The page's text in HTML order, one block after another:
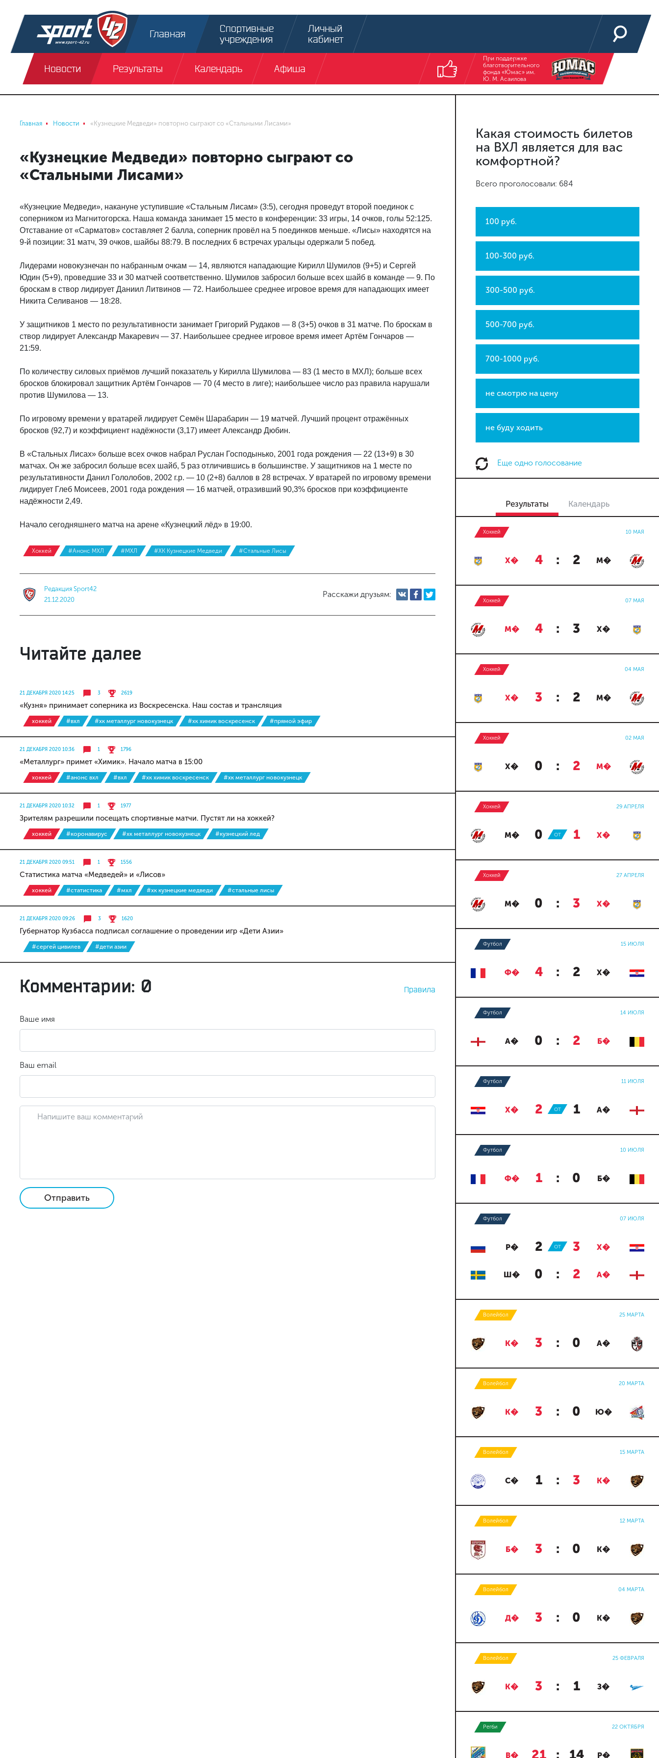
Главная
Спортивные
учреждения
Личный
кабинет
Новости Результаты Календарь Афиша
При поддержке
благотворительного
фонда «Юмас» им.
Ю. М. Асаилова
Главная Новости «Кузнецкие Медведи» повторно сыграют со «Стальными Лисами»
«Кузнецкие Медведи» повторно сыграют со
«Стальными Лисами»
«Кузнецкие Медведи», накануне уступившие «Стальным Лисам» (3:5), сегодня проведут второй поединок с
соперником из Магнитогорска. Наша команда занимает 15 место в конференции: 33 игры, 14 очков, голы 52:125.
Отставание от «Сарматов» составляет 2 балла, соперник провёл на 5 поединков меньше. «Лисы» находятся на
9-й позиции: 31 матч, 39 очков, шайбы 88:79. В последних 6 встречах уральцы одержали 5 побед.
Лидерами новокузнечан по набранным очкам — 14, являются нападающие Кирилл Шумилов (9+5) и Сергей
Юдин (5+9), проведшие 33 и 30 матчей соответственно. Шумилов забросил больше всех шайб в команде — 9. По
броскам в створ лидирует Даниил Литвинов — 72. Наибольшее среднее игровое время для нападающих имеет
Никита Селиванов — 18:28.
У защитников 1 место по результативности занимает Григорий Рудаков — 8 (3+5) очков в 31 матче. По броскам в
створ лидирует Александр Макаревич — 37. Наибольшее среднее игровое время имеет Артём Гончаров —
21:59.
По количеству силовых приёмов лучший показатель у Кирилла Шумилова — 83 (1 место в МХЛ); больше всех
бросков блокировал защитник Артём Гончаров — 70 (4 место в лиге); наибольшее число раз правила нарушали
против Шумилова — 13.
По игровому времени у вратарей лидирует Семён Шарабарин — 19 матчей. Лучший процент отражённых
бросков (92,7) и коэффициент надёжности (3,17) имеет Александр Дюбин.
В «Стальных Лисах» больше всех очков набрал Руслан Господынько, 2001 года рождения — 22 (13+9) в 30
матчах. Он же забросил больше всех шайб, 5 раз отличившись в большинстве. У защитников на 1 месте по
результативности Данил Гололобов, 2002 г.р. — 10 (2+8) баллов в 28 встречах. У вратарей по игровому времени
лидирует Глеб Моисеев, 2001 года рождения — 16 матчей, отразивший 90,3% бросков при коэффициенте
надёжности 2,49.
Начало сегодняшнего матча на арене «Кузнецкий лёд» в 19:00.
Хоккей #Анонс МХЛ #МХЛ #ХК Кузнецкие Медведи #Стальные Лисы
Редакция Sport42
21.12.2020
Расскажи друзьям:
Читайте далее
21 ДЕКАБРЯ 2020 14:25 3 2619
«Кузня» принимает соперника из Воскресенска. Наш состав и трансляция
хоккей #вхл #хк металлург новокузнецк #хк химик воскресенск #прямой эфир
21 ДЕКАБРЯ 2020 10:36 1 1796
«Металлург» примет «Химик». Начало матча в 15:00
хоккей #анонс вхл #вхл #хк химик воскресенск #хк металлург новокузнецк
21 ДЕКАБРЯ 2020 10:32 1 1977
Зрителям разрешили посещать спортивные матчи. Пустят ли на хоккей?
хоккей #коронавирус #хк металлург новокузнецк #кузнецкий лед
21 ДЕКАБРЯ 2020 09:51 1 1556
Статистика матча «Медведей» и «Лисов»
хоккей #статистика #мхл #хк кузнецкие медведи #стальные лисы
21 ДЕКАБРЯ 2020 09:26 3 1620
Губернатор Кузбасса подписал соглашение о проведении игр «Дети Азии»
#сергей цивилев #дети азии
Комментарии: 0 Правила
Ваше имя
Ваш email
Отправить
Какая стоимость билетов
на ВХЛ является для вас
комфортной?
Всего проголосовали: 684
100 руб.
100-300 руб.
300-500 руб.
500-700 руб.
700-1000 руб.
не смотрю на цену
не буду ходить
Еще одно голосование
Результаты Календарь
Хоккей 10 МАЯ
Х� 4 : 2 М�
Хоккей 07 МАЯ
М� 4 : 3 Х�
Хоккей 04 МАЯ
Х� 3 : 2 М�
Хоккей 02 МАЯ
Х� 0 : 2 М�
Хоккей 29 АПРЕЛЯ
М� 0 : 1 Х�
ОТ
Хоккей 27 АПРЕЛЯ
М� 0 : 3 Х�
Футбол 15 ИЮЛЯ
Ф� 4 : 2 Х�
Футбол 14 ИЮЛЯ
А� 0 : 2 Б�
Футбол 11 ИЮЛЯ
Х� 2 : 1 А�
ОТ
Футбол 10 ИЮЛЯ
Ф� 1 : 0 Б�
Футбол 07 ИЮЛЯ
Р� 2 : 3 Х�
ОТ
Ш� 0 : 2 А�
Волейбол 25 МАРТА
К� 3 : 0 А�
Волейбол 20 МАРТА
К� 3 : 0 Ю�
Волейбол 15 МАРТА
С� 1 : 3 К�
Волейбол 12 МАРТА
Б� 3 : 0 К�
Волейбол 04 МАРТА
Д� 3 : 0 К�
Волейбол 25 ФЕВРАЛЯ
К� 3 : 1 З�
Регби 22 ОКТЯБРЯ
В� 21 : 14 Р�